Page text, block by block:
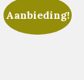
Aanbieding!